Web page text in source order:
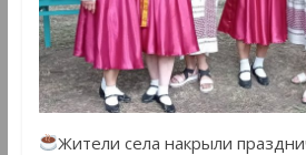
Жители села накрыли